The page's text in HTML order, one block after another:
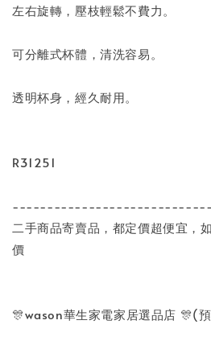
左右旋轉，壓枝輕鬆不費力。
可分離式杯體，清洗容易。
透明杯身，經久耐用。
R31251
二手商品寄賣品，都定價超便宜，
價
🎊wason華生家電家居選品店 🎊(